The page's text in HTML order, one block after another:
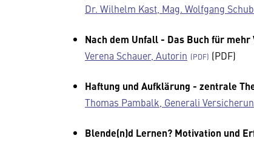
Dr. Wilhelm Kast, Mag. Wolfgang
Nach dem Unfall - Das Buch für
Verena Schauer, Autorin (PDF)
Haftung und Aufklärung - zentrale
Thomas Pambalk, Generali
Blende(n)d Lernen? Motivation und